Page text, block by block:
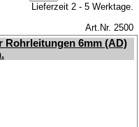
Lieferzeit 2 - 5 Werktage.
Art.Nr. 2500
6mm (AD)